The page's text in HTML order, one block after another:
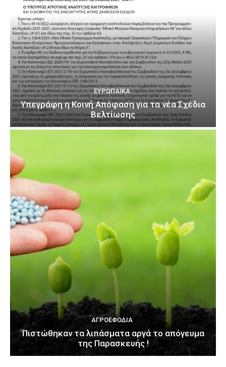
ΕΥΡΩΠΑΪΚΆ
Υπεγράφη η Κοινή Απόφαση για τα νέα Σχέδια
Βελτίωσης
ΑΓΡΟΕΦΌΔΙΑ
Πιστώθηκαν τα λιπάσματα αργά το απόγευμα
της Παρασκευής !